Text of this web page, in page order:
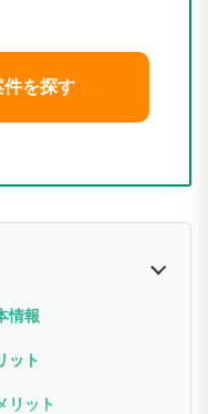
件を探す
情報
ット
リット